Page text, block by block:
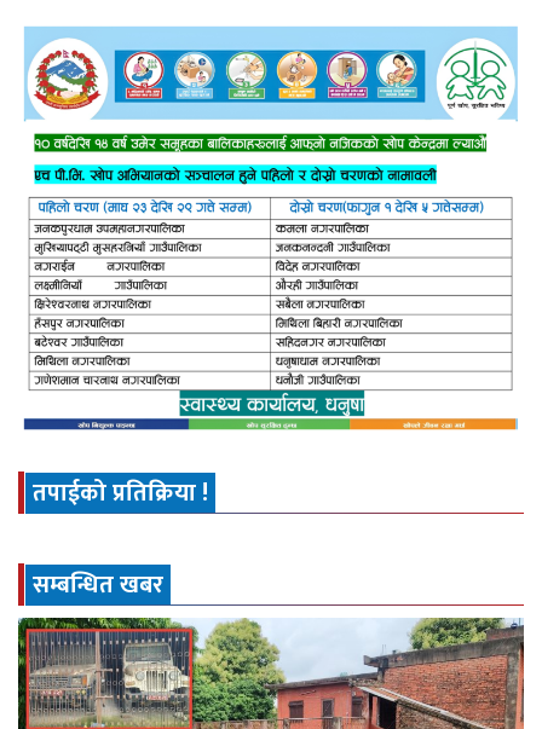
तपाईको प्रतिक्रिया !
सम्बन्धित खबर